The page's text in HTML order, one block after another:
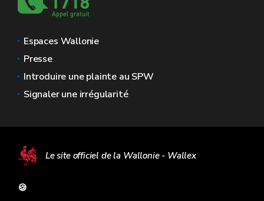
Espaces Wallonie
Presse
Introduire une plainte au SPW
Signaler une irrégularité
Le site officiel de la Wallonie - Wallex
🍪